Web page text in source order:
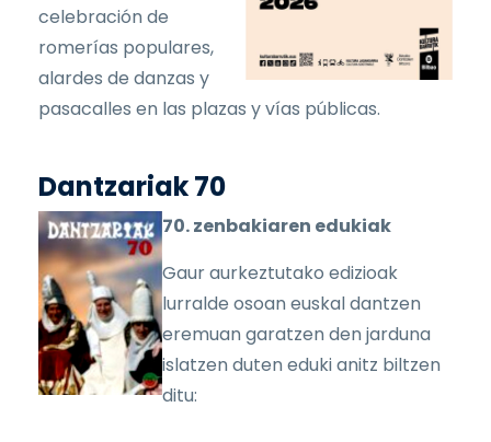
celebración de
romerías populares,
alardes de danzas y
pasacalles en las plazas y vías públicas.
Dantzariak 70
70. zenbakiaren edukiak
Gaur aurkeztutako edizioak
lurralde osoan euskal dantzen
eremuan garatzen den jarduna
islatzen duten eduki anitz biltzen
ditu: